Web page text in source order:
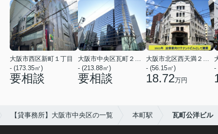
大阪市西区新町１丁目
- (173.35㎡)
要相談
大阪市中央区瓦町２丁目
- (213.88㎡)
要相談
大阪市北区西天満２丁目
- (56.15㎡)
18.72万円
-
【貸事務所】大阪市中央区の一覧 本町駅 瓦町公洋ビル